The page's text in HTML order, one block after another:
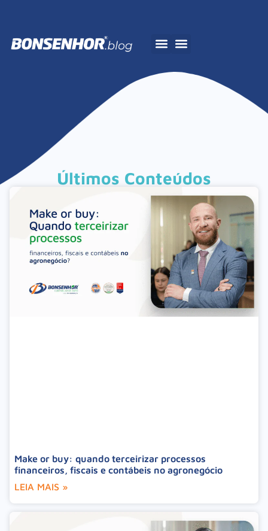
Últimos Conteúdos
Make or buy: quando terceirizar processos
financeiros, fiscais e contábeis no agronegócio
LEIA MAIS »